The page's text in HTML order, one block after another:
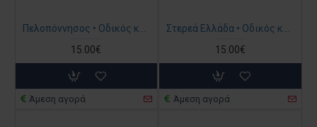
Πελοπόννησος • Οδικός και Περιηγητικός Άτλας 1:50.000
15.00€
Άμεση αγορά
Στερεά Ελλάδα • Οδικός και Περιηγητικός Άτλας 1:50.000
15.00€
Άμεση αγορά